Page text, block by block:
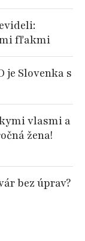
fľakmi
je Slovenka s
vlasmi a
žena!
bez úprav?